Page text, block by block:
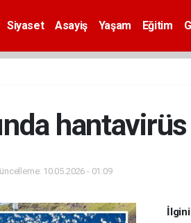
Siyaset Asayiş Yaşam Eğitim
10.05.2026 - 01:09